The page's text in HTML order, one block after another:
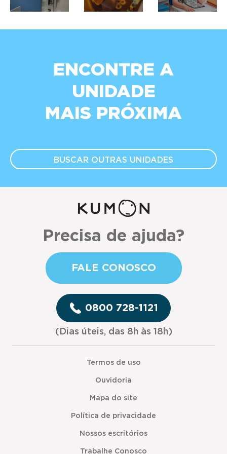
ENCONTRE A
UNIDADE
MAIS PRÓXIMA
BUSCAR OUTRAS UNIDADES
Precisa de ajuda?
FALE CONOSCO
0800 728-1121
(Dias úteis, das 8h às 18h)
Termos de uso
Ouvidoria
Mapa do site
Política de privacidade
Nossos escritórios
Trabalhe Conosco